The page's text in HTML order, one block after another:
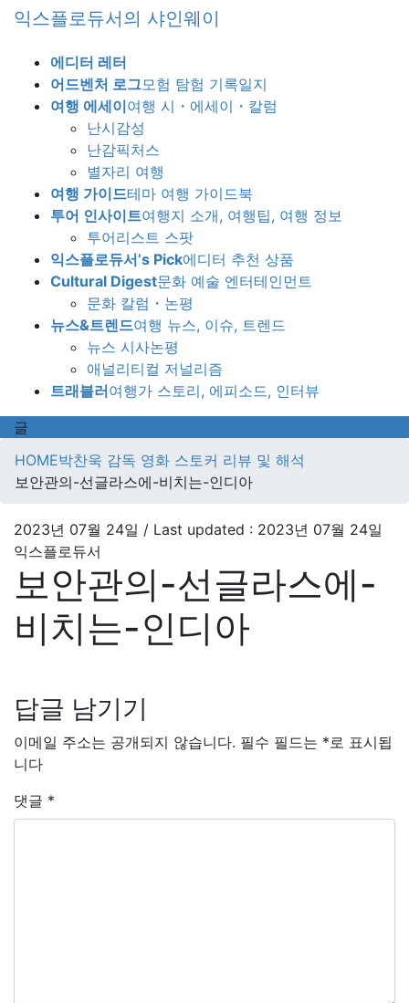
Skip
Skip
Navigation
익스플로듀서의 샤인웨이
에디터 레터
어드벤처 로그모험 탐험 기록일지
여행 에세이여행 시・에세이・칼럼
난시감성
난감픽처스
별자리 여행
여행 가이드테마 여행 가이드북
투어 인사이트여행지 소개, 여행팁, 여행 정보
투어리스트 스팟
익스플로듀서’s Pick에디터 추천 상품
Cultural Digest문화 예술 엔터테인먼트
문화 칼럼・논평
뉴스&트렌드여행 뉴스, 이슈, 트렌드
뉴스 시사논평
애널리티컬 저널리즘
트래블러여행가 스토리, 에피소드, 인터뷰
글
HOME박찬욱 감독 영화 스토커 리뷰 및 해석
보안관의-선글라스에-비치는-인디아
2023년 07월 24일 / Last updated : 2023년 07월 24일
익스플로듀서
보안관의-선글라스에-
비치는-인디아
답글 남기기
이메일 주소는 공개되지 않습니다. 필수 필드는 *로 표시됩
니다
댓글 *